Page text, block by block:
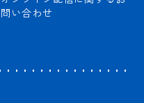
問い合わせ